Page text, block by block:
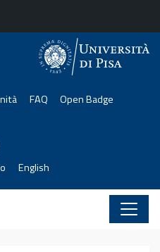
FAQ
Open Badge
English